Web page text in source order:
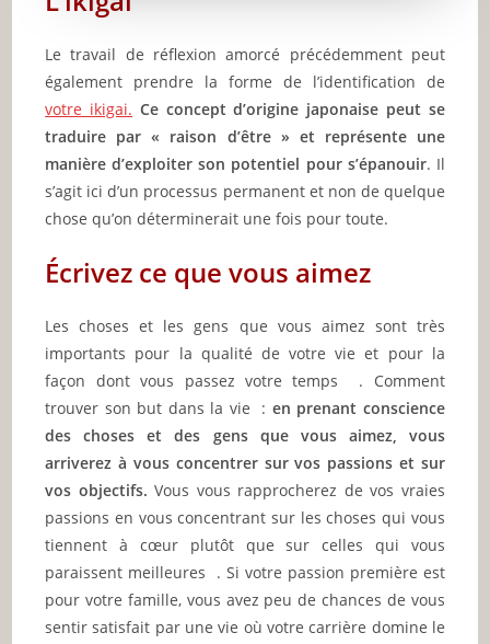
Le travail de réflexion amorcé précédemment peut
également prendre la forme de l’identification de
votre ikigai. Ce concept d’origine japonaise peut se
traduire par « raison d’être » et représente une
manière d’exploiter son potentiel pour s’épanouir. Il
s’agit ici d’un processus permanent et non de quelque
chose qu’on déterminerait une fois pour toute.
Écrivez ce que vous aimez
Les choses et les gens que vous aimez sont très
importants pour la qualité de votre vie et pour la
façon dont vous passez votre temps . Comment
trouver son but dans la vie : en prenant conscience
des choses et des gens que vous aimez, vous
arriverez à vous concentrer sur vos passions et sur
vos objectifs. Vous vous rapprocherez de vos vraies
passions en vous concentrant sur les choses qui vous
tiennent à cœur plutôt que sur celles qui vous
paraissent meilleures . Si votre passion première est
pour votre famille, vous avez peu de chances de vous
sentir satisfait par une vie où votre carrière domine le